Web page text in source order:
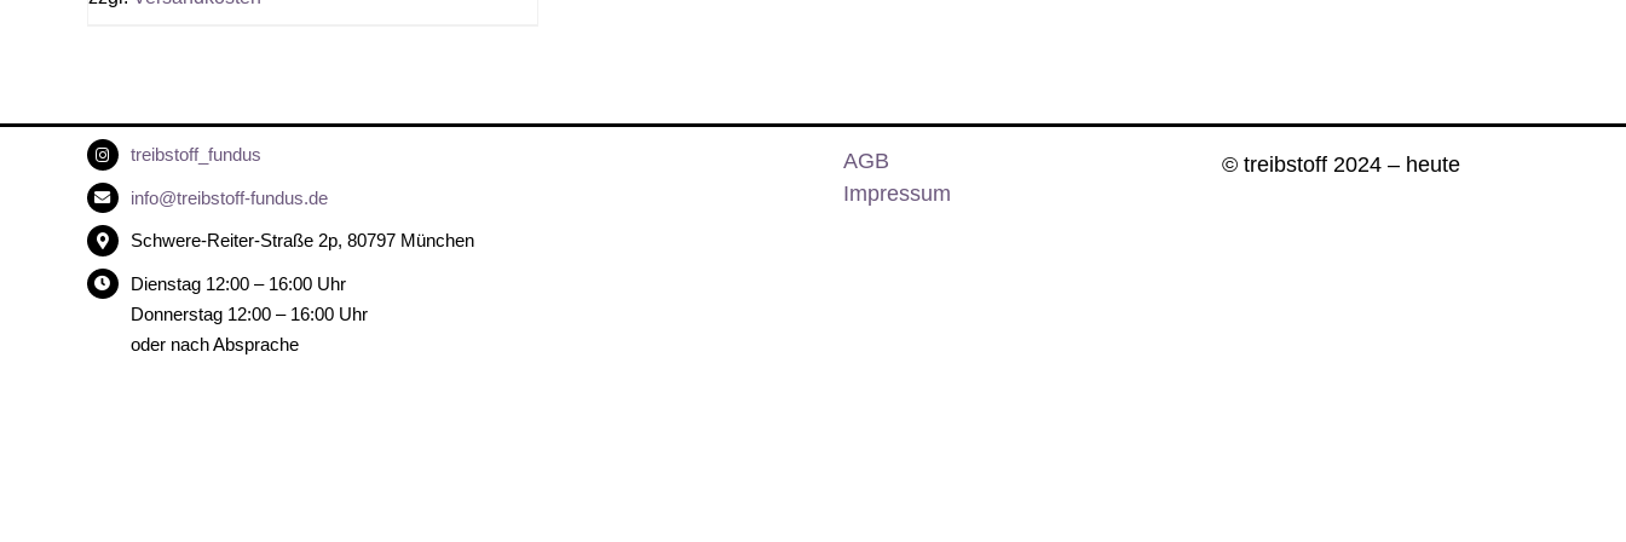
treibstoff_fundus
info@treibstoff-fundus.de
Schwere-Reiter-Straße 2p, 80797 München
Dienstag 12:00 – 16:00 Uhr
Donnerstag 12:00 – 16:00 Uhr
oder nach Absprache
AGB
Impressum
© treibstoff 2024 – heute